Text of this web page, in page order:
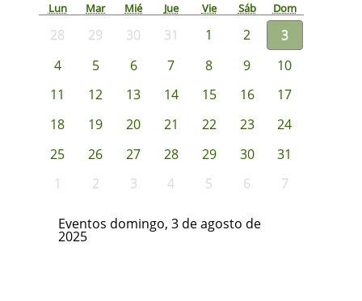
Lun Mar Mié Jue Vie Sáb Dom
28 29 30 31 1 2
3
4
5 6 7 8 9
10
11
12 13 14 15 16
17
18
19 20 21 22 23
24
25
26 27 28 29 30
31
1
2 3 4 5 6 7
Eventos domingo, 3 de agosto de
2025